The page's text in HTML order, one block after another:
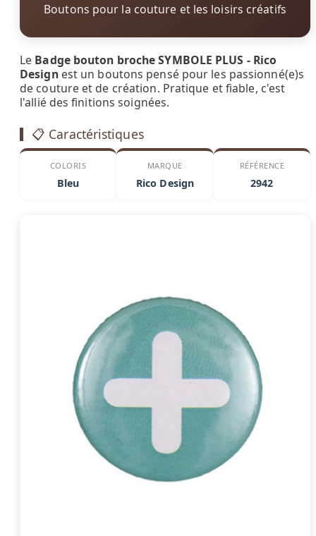
Boutons pour la couture et les loisirs créatifs
Le Badge bouton broche SYMBOLE PLUS - Rico
Designest un boutons pensé pour les passionné(e)s
de couture et de création. Pratique et fiable, c'est
l'allié des finitions soignées.
📋 Caractéristiques
COLORIS
Bleu
MARQUE
Rico Design
RÉFÉRENCE
2942